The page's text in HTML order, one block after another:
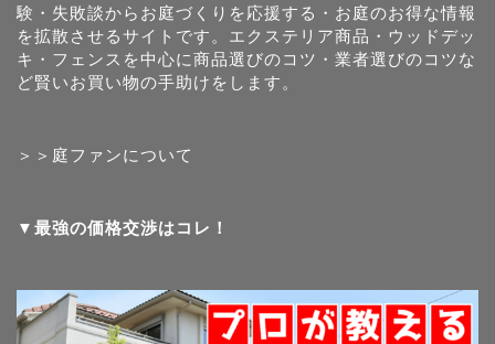
験・失敗談からお庭づくりを応援する・お庭のお得な情報
を拡散させるサイトです。エクステリア商品・ウッドデッ
キ・フェンスを中心に商品選びのコツ・業者選びのコツな
ど賢いお買い物の手助けをします。
＞＞庭ファンについて
▼最強の価格交渉はコレ！